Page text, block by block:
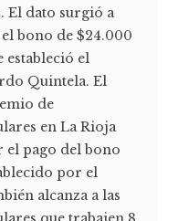
El dato surgió a
bono de $24.000
estableció el
Quintela. El
de
en La Rioja
el pago del bono
por el
alcanza a las